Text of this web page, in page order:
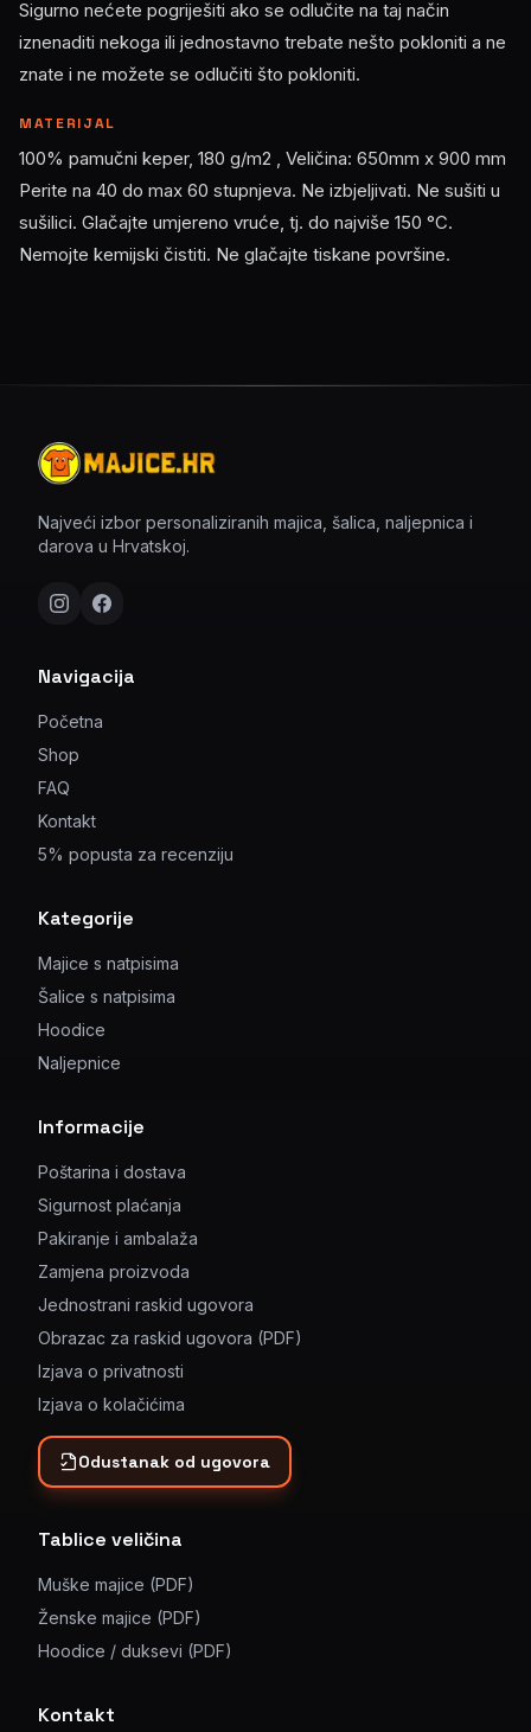
Sigurno nećete pogriješiti ako se odlučite na taj način
iznenaditi nekoga ili jednostavno trebate nešto pokloniti a ne
znate i ne možete se odlučiti što pokloniti.
MATERIJAL
100% pamučni keper, 180 g/m2 , Veličina: 650mm x 900 mm
Perite na 40 do max 60 stupnjeva. Ne izbjeljivati. Ne sušiti u
sušilici. Glačajte umjereno vruće, tj. do najviše 150 °C.
Nemojte kemijski čistiti. Ne glačajte tiskane površine.
Najveći izbor personaliziranih majica, šalica, naljepnica i
darova u Hrvatskoj.
Navigacija
Početna
Shop
FAQ
Kontakt
5% popusta za recenziju
Kategorije
Majice s natpisima
Šalice s natpisima
Hoodice
Naljepnice
Informacije
Poštarina i dostava
Sigurnost plaćanja
Pakiranje i ambalaža
Zamjena proizvoda
Jednostrani raskid ugovora
Obrazac za raskid ugovora (PDF)
Izjava o privatnosti
Izjava o kolačićima
Odustanak od ugovora
Tablice veličina
Muške majice (PDF)
Ženske majice (PDF)
Hoodice / duksevi (PDF)
Kontakt